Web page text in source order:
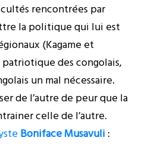
rencontrées par
la politique qui lui est
(Kagame et
des congolais,
un mal nécessaire.
de l’autre de peur que la
celle de l’autre.
Boniface Musavuli :